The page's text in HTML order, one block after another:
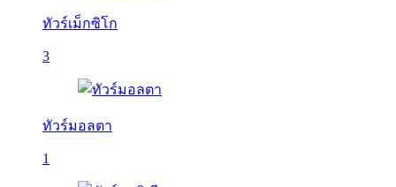
ทัวร์เม็กซิโก
3
ทัวร์มอลตา
1